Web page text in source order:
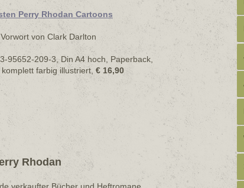
Perry Rhodan Cartoons
von Clark Darlton
95652-209-3, Din A4 hoch, Paperback,
farbig illustriert, € 16,90
Rhodan